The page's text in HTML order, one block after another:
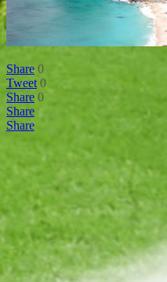
Share 0
Tweet 0
Share 0
Share
Share